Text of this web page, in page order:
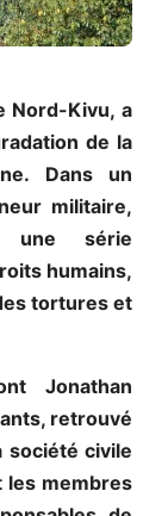
Nord-Kivu, a
de la
Dans un
militaire,
une série
humains,
tortures et
Jonathan
retrouvé
société civile
les membres